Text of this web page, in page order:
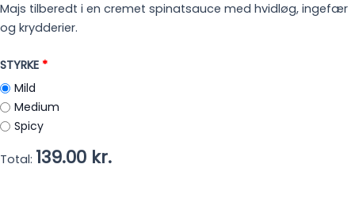
Majs tilberedt i en cremet spinatsauce med hvidløg, ingefær
og krydderier.
STYRKE
Mild
Medium
Spicy
Total: 139.00 kr.